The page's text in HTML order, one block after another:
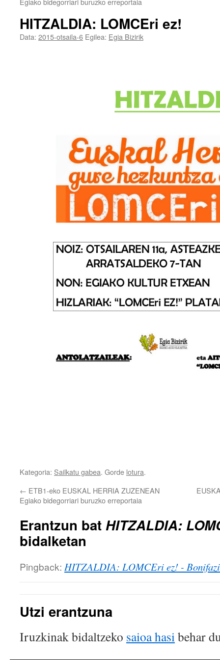
HITZALDIA: LOMCEri ez!
Data: 2015-otsaila-6 Egilea: Egia Bizirik
Kategoria: Sailkatu gabea. Gorde lotura.
← ETB1-eko EUSKAL HERRIA ZUZENEAN
Egiako bidegorriari buruzko erreportaia
Erantzun bat HITZALDIA:
bidalketan
Pingback: HITZALDIA: LOMCEri ez! -
Utzi erantzuna
Iruzkinak bidaltzeko saioa hasibehar